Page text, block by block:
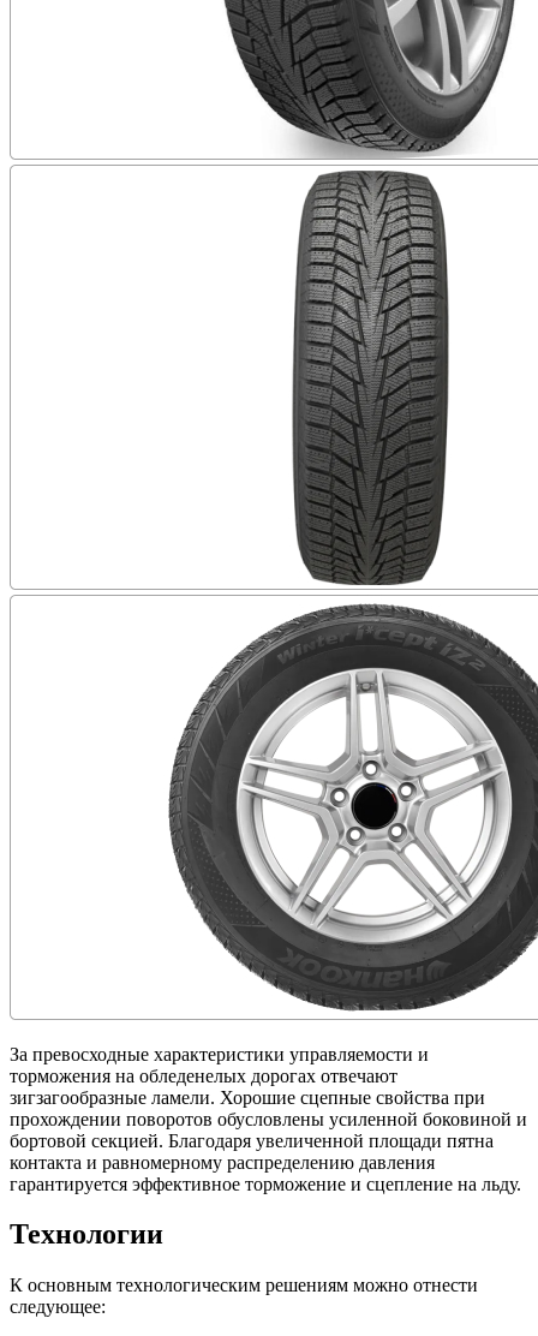
За превосходные характеристики управляемости и
торможения на обледенелых дорогах отвечают
зигзагообразные ламели. Хорошие сцепные свойства при
прохождении поворотов обусловлены усиленной боковиной и
бортовой секцией. Благодаря увеличенной площади пятна
контакта и равномерному распределению давления
гарантируется эффективное торможение и сцепление на льду.
Технологии
К основным технологическим решениям можно отнести
следующее: